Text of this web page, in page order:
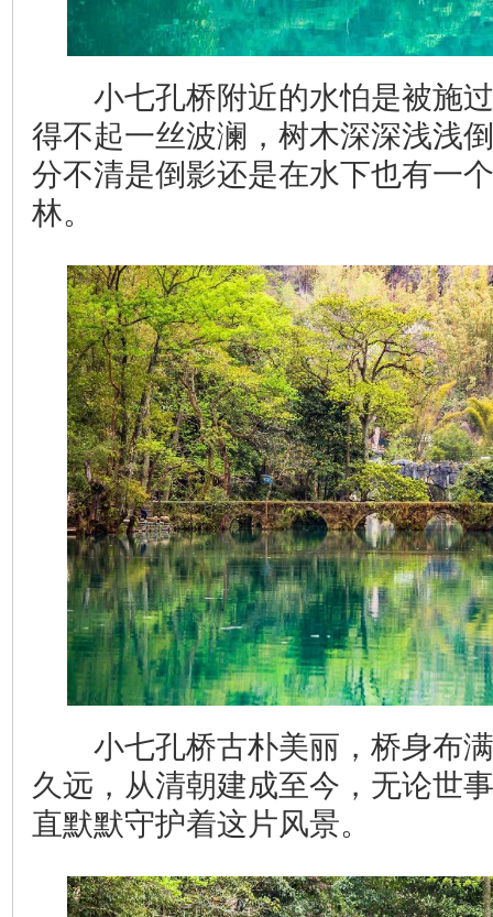
小七孔桥附近的水怕是被施过
得不起一丝波澜，树木深深浅浅
分不清是倒影还是在水下也有一
林。
小七孔桥古朴美丽，桥身布满
久远，从清朝建成至今，无论世
直默默守护着这片风景。